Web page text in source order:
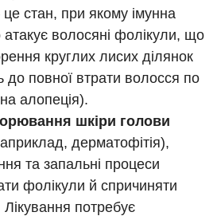
стан, при якому імунна
волосяні фолікули, що
круглих лисих ділянок
до повної втрати волосся по
алопеція).
шкіри голови
дерматофітія),
та запальні процеси
фолікули й спричиняти
потребує